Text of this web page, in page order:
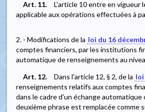
Art. 11.
L'article 10 entre en vigueur
applicable aux opérations effectuées à
2. - Modifications de la loi du 16
comptes financiers, par les institutions
automatique de renseignements au
Art. 12.
Dans l'article 12, § 2, de la loi
renseignements relatifs aux comptes
dans le cadre d'un échange
deuxième phrase est remplacée